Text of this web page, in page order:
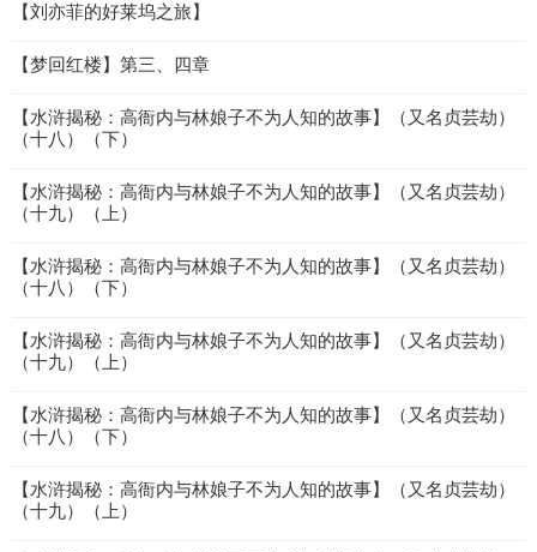
【刘亦菲的好莱坞之旅】
【梦回红楼】第三、四章
【水浒揭秘：高衙内与林娘子不为人知的故事】（又名贞芸劫）
（十八）（下）
【水浒揭秘：高衙内与林娘子不为人知的故事】（又名贞芸劫）
（十九）（上）
【水浒揭秘：高衙内与林娘子不为人知的故事】（又名贞芸劫）
（十八）（下）
【水浒揭秘：高衙内与林娘子不为人知的故事】（又名贞芸劫）
（十九）（上）
【水浒揭秘：高衙内与林娘子不为人知的故事】（又名贞芸劫）
（十八）（下）
【水浒揭秘：高衙内与林娘子不为人知的故事】（又名贞芸劫）
（十九）（上）